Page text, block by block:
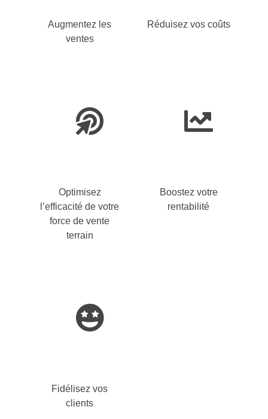
Augmentez les
ventes
Réduisez vos coûts
Optimisez
l’efficacité de votre
force de vente
terrain
Boostez votre
rentabilité
Fidélisez vos
clients